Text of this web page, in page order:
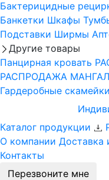
Бактерицидные
Банкетки Шкафы
Подставки Ширмы
Другие товары
Панцирная кровать
РАСПРОДАЖА
Гардеробные скамейки
Каталог продукции
О компании Доставка
Контакты
Перезвоните мне